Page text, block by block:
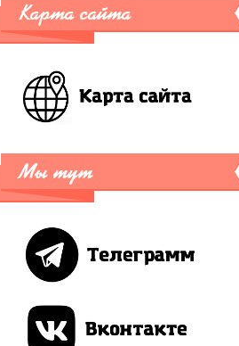
Карта сайта
Мы тут